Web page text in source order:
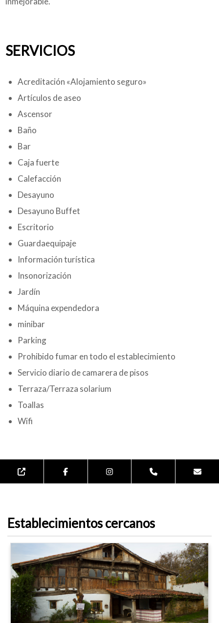
SERVICIOS
Acreditación «Alojamiento seguro»
Artículos de aseo
Ascensor
Baño
Bar
Caja fuerte
Calefacción
Desayuno
Desayuno Buffet
Escritorio
Guardaequipaje
Información turística
Insonorización
Jardín
Máquina expendedora
minibar
Parking
Prohibido fumar en todo el establecimiento
Servicio diario de camarera de pisos
Terraza/Terraza solarium
Toallas
Wifi
Establecimientos cercanos